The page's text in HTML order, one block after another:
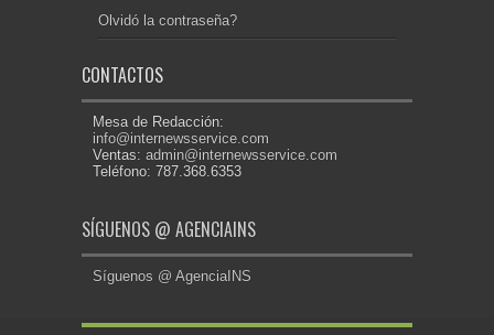
Olvidó la contraseña?
CONTACTOS
Mesa de Redacción:
info@internewsservice.com
Ventas: admin@internewsservice.com
Teléfono: 787.368.6353
SÍGUENOS @ AGENCIAINS
Síguenos @ AgenciaINS